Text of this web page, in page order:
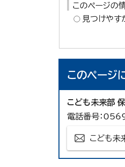
このページの
見つけやす
このページ
こども未来部
電話番号：
こども未